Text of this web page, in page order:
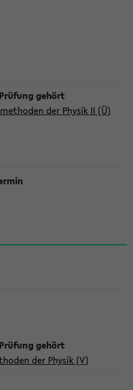
der Physik II (Ü)
der Physik (V)